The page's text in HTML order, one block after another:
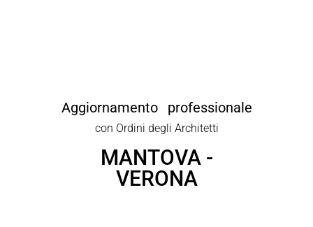
Aggiornamento professionale
con Ordini degli Architetti
MANTOVA -
VERONA